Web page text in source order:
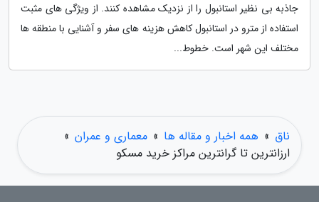
جاذبه بی نظیر استانبول را از نزدیک مشاهده کنند. از ویژگی های مثبت
استفاده از مترو در استانبول کاهش هزینه های سفر و آشنایی با منطقه ها
مختلف این شهر است. خطوط...
ناق » همه اخبار و مقاله ها » معماری و عمران »
ارزانترین تا گرانترین مراکز خرید مسکو